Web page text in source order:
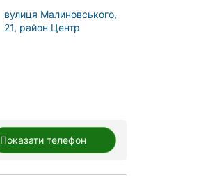
вулиця Малиновського,
21, район Центр
Показати телефон